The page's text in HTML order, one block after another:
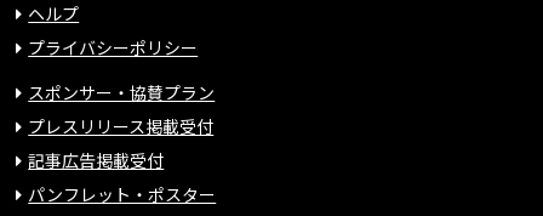
ヘルプ
プライバシーポリシー
スポンサー・協賛プラン
プレスリリース掲載受付
記事広告掲載受付
パンフレット・ポスター